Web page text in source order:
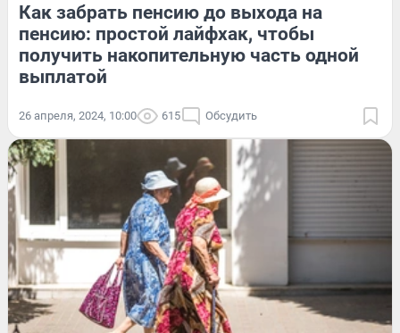
Как забрать пенсию до выхода на
пенсию: простой лайфхак, чтобы
получить накопительную часть одной
выплатой
26 апреля, 2024, 10:00 615 Обсудить